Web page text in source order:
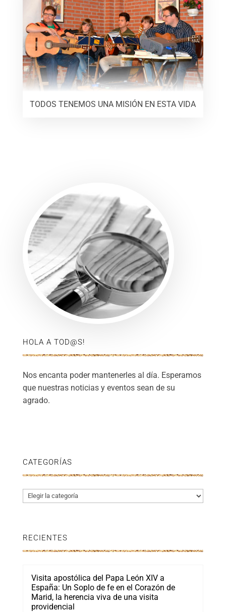
TODOS TENEMOS UNA MISIÓN EN ESTA VIDA
HOLA A TOD@S!
Nos encanta poder mantenerles al día. Esperamos
que nuestras noticias y eventos sean de su
agrado.
CATEGORÍAS
Categorías
RECIENTES
Visita apostólica del Papa León XIV a
España: Un Soplo de fe en el Corazón de
Marid, la herencia viva de una visita
providencial